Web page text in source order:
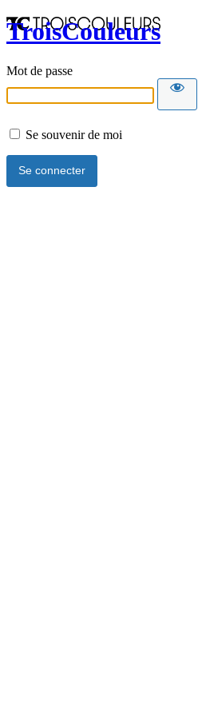
TroisCouleurs
Mot de passe
Se souvenir de moi